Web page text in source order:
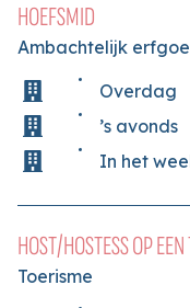
HOEFSMID
Ambachtelijk
Overdag
’s avonds
In het
HOST/HOSTESS OP
Toerisme